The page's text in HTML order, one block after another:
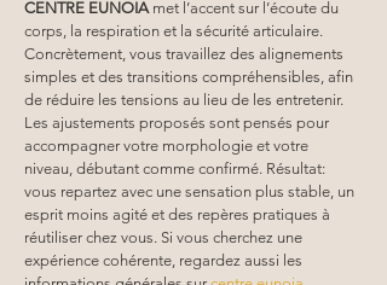
CENTRE EUNOIA met l’accent sur l’écoute du
corps, la respiration et la sécurité articulaire.
Concrètement, vous travaillez des alignements
simples et des transitions compréhensibles, afin
de réduire les tensions au lieu de les entretenir.
Les ajustements proposés sont pensés pour
accompagner votre morphologie et votre
niveau, débutant comme confirmé. Résultat:
vous repartez avec une sensation plus stable, un
esprit moins agité et des repères pratiques à
réutiliser chez vous. Si vous cherchez une
expérience cohérente, regardez aussi les